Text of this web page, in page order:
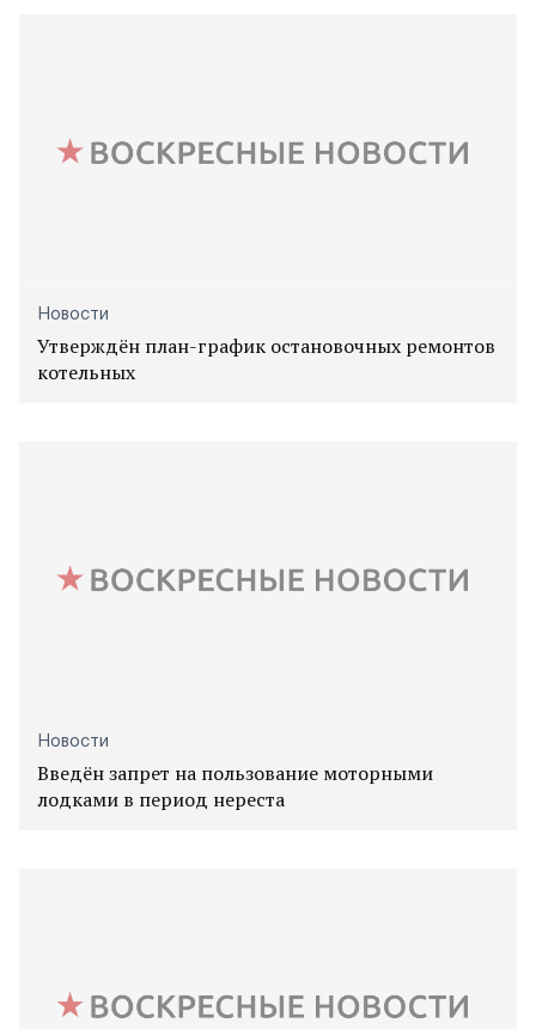
Новости
Утверждён план-график остановочных ремонтов
котельных
Новости
Введён запрет на пользование моторными
лодками в период нереста